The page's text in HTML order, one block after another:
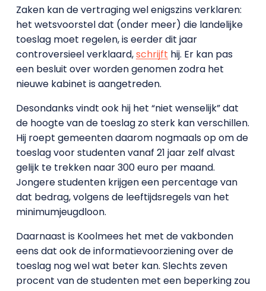
Zaken kan de vertraging wel enigszins verklaren:
het wetsvoorstel dat (onder meer) die landelijke
toeslag moet regelen, is eerder dit jaar
controversieel verklaard,schrijft hij. Er kan pas
een besluit over worden genomen zodra het
nieuwe kabinet is aangetreden.
Desondanks vindt ook hij het “niet wenselijk” dat
de hoogte van de toeslag zo sterk kan verschillen.
Hij roept gemeenten daarom nogmaals op om de
toeslag voor studenten vanaf 21 jaar zelf alvast
gelijk te trekken naar 300 euro per maand.
Jongere studenten krijgen een percentage van
dat bedrag, volgens de leeftijdsregels van het
minimumjeugdloon.
Daarnaast is Koolmees het met de vakbonden
eens dat ook de informatievoorziening over de
toeslag nog wel wat beter kan. Slechts zeven
procent van de studenten met een beperking zou